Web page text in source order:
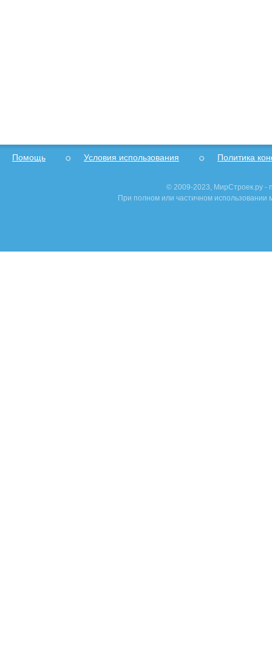
Помощь Условия использования Политика
© 2009-2023, МирСтроек.ру -
При полном или частичном использовании